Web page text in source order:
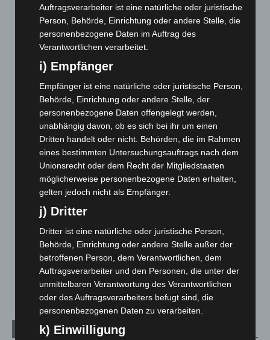
Mann läuft mit Hockeyschläger über A7 – Polizei sucht
Zeugen
5. August 2026
5. August 2026
Gasleitung bei McDonald’s-Umbau in Langenhagen
beschädigt
5. August 2026
Anklage nach Abschaltung von „Archetyp Market“ erhoben
3. August 2026
Hannover: Polizei stoppt 166 Trunkenheitsfahrten bei
Großkontrolle
2. August 2026
Hannover Klassik Open Air 2026: Französische Oper im
Maschpark
2. August 2026
Kategorien
Auftragsverarbeiter ist eine natürliche oder juristische
Person, Behörde, Einrichtung oder andere Stelle, die
personenbezogene Daten im Auftrag des
Verantwortlichen verarbeitet.
i) Empfänger
Empfänger ist eine natürliche oder juristische Person,
Behörde, Einrichtung oder andere Stelle, der
personenbezogene Daten offengelegt werden,
unabhängig davon, ob es sich bei ihr um einen
Dritten handelt oder nicht. Behörden, die im Rahmen
eines bestimmten Untersuchungsauftrags nach dem
Unionsrecht oder dem Recht der Mitgliedstaaten
möglicherweise personenbezogene Daten erhalten,
gelten jedoch nicht als Empfänger.
j) Dritter
Dritter ist eine natürliche oder juristische Person,
Behörde, Einrichtung oder andere Stelle außer der
betroffenen Person, dem Verantwortlichen, dem
Auftragsverarbeiter und den Personen, die unter der
unmittelbaren Verantwortung des Verantwortlichen
oder des Auftragsverarbeiters befugt sind, die
personenbezogenen Daten zu verarbeiten.
k) Einwilligung